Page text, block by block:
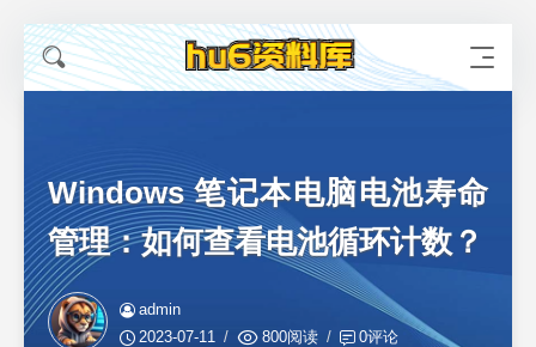
Windows 笔记本电脑电池寿命
管理：如何查看电池循环计数？
admin
2023-07-11
800阅读 0评论